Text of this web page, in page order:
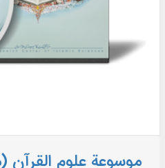
موسوعة علوم القرآن